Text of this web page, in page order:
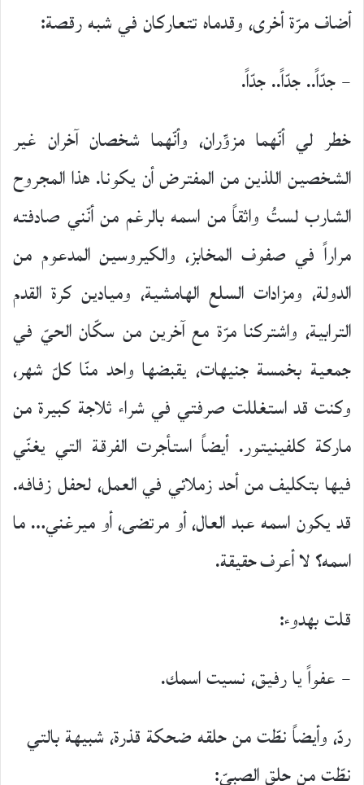
أضاف مرّة أخرى، وقدماه تتعاركان في شبه رقصة:
– جدّاً.. جدّاً.. جدّاً.
خطر لي أنّهما مزوِّران، وأنّهما شخصان آخران غير
الشخصين اللذين من المفترض أن يكونا. هذا المجروح
الشارب لستُ واثقاً من اسمه بالرغم من أنّني صادفته
مراراً في صفوف المخابز، والكيروسين المدعوم من
الدولة، ومزادات السلع الهامشية، وميادين كرة القدم
الترابية، واشتركنا مرّة مع آخرين من سكّان الحيّ في
جمعية بخمسة جنيهات، يقبضها واحد منّا كلّ شهر،
وكنت قد استغللت صرفتي في شراء ثلاجة كبيرة من
ماركة كلفينيتور. أيضاً استأجرت الفرقة التي يغنّي
فيها بتكليف من أحد زملائي في العمل، لحفل زفافه.
قد يكون اسمه عبد العال، أو مرتضى، أو ميرغني… ما
اسمه؟ لا أعرف حقيقة.
قلت بهدوء:
– عفواً يا رفيق، نسيت اسمك.
ردّ، وأيضاً نطّت من حلقه ضحكة قذرة، شبيهة بالتي
نطّت من حلق الصبيّ: